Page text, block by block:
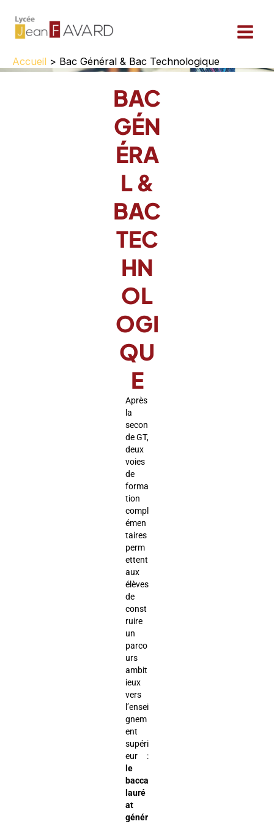
contenu
Accueil
Bac Général & Bac Technologique
BAC
GÉN
ÉRA
L &
BAC
TEC
HN
OL
OGI
QU
E
Après
la
secon
de GT,
deux
voies
de
forma
tion
compl
émen
taires
perm
ettent
aux
élèves
de
const
ruire
un
parco
urs
ambit
ieux
vers
l’ensei
gnem
ent
supéri
eur :
le
bacca
lauré
at
génér